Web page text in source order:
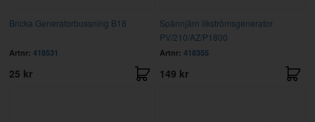
Bricka Generatorbussning B18
Artnr: 418531
25 kr
Spännjärn likströmsgenerator
PV/210/AZ/P1800
Artnr: 418355
149 kr